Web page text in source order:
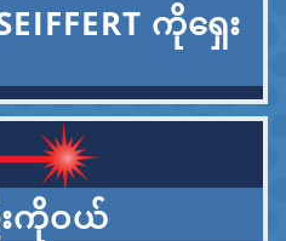
ကိုရှေး
ကိုဝယ်